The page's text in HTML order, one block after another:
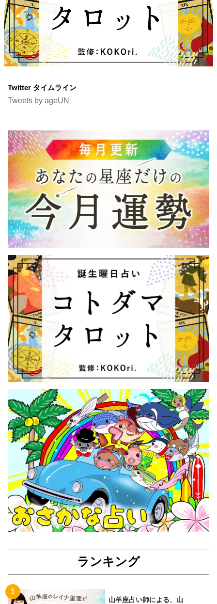
Twitter タイムライン
Tweets by ageUN
ランキング
山羊座占い師による、山